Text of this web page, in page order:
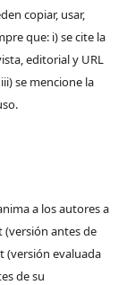
copiar, usar,
que: i) se cite la
editorial y URL
se mencione la
a los autores a
antes de
(versión evaluada
de su